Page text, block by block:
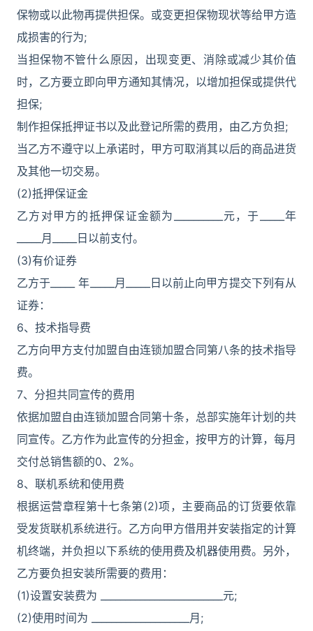
保物或以此物再提供担保。或变更担保物现状等给甲方造
成损害的行为;
当担保物不管什么原因，出现变更、消除或减少其价值
时，乙方要立即向甲方通知其情况，以增加担保或提供代
担保;
制作担保抵押证书以及此登记所需的费用，由乙方负担;
当乙方不遵守以上承诺时，甲方可取消其以后的商品进货
及其他一切交易。
(2)抵押保证金
乙方对甲方的抵押保证金额为__________元，于_____年
_____月_____日以前支付。
(3)有价证券
乙方于_____ 年_____月_____日以前止向甲方提交下列有从
证券：
6、技术指导费
乙方向甲方支付加盟自由连锁加盟合同第八条的技术指导
费。
7、分担共同宣传的费用
依据加盟自由连锁加盟合同第十条，总部实施年计划的共
同宣传。乙方作为此宣传的分担金，按甲方的计算，每月
交付总销售额的0、2%。
8、联机系统和使用费
根据运营章程第十七条第(2)项，主要商品的订货要依靠
受发货联机系统进行。乙方向甲方借用并安装指定的计算
机终端，并负担以下系统的使用费及机器使用费。另外，
乙方要负担安装所需要的费用：
(1)设置安装费为 _________________________元;
(2)使用时间为 ____________________月;